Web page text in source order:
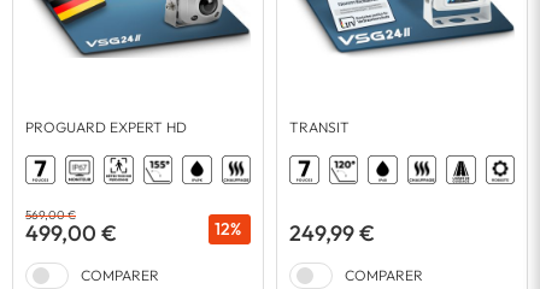
PROGUARD EXPERT HD
569,00 €
499,00 € 12%
COMPARER
TRANSIT
249,99 €
COMPARER